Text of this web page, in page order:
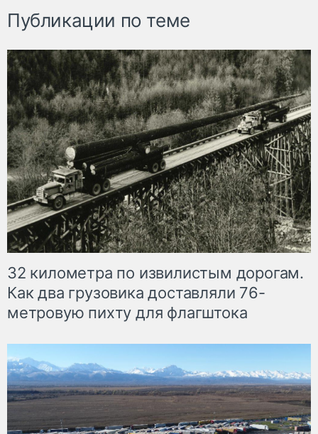
Публикации по теме
32 километра по извилистым дорогам.
Как два грузовика доставляли 76-
метровую пихту для флагштока